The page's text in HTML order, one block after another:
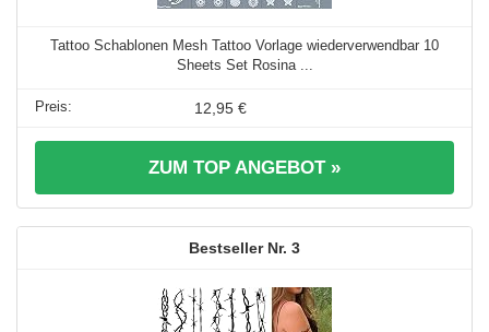
Tattoo Schablonen Mesh Tattoo Vorlage wiederverwendbar 10
Sheets Set Rosina ...
12,95 €
ZUM TOP ANGEBOT »
3